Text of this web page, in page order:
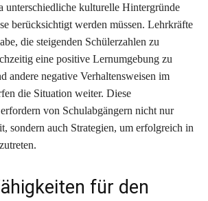
unterschiedliche kulturelle Hintergründe
berücksichtigt werden müssen. Lehrkräfte
die steigenden Schülerzahlen zu
eine positive Lernumgebung zu
andere negative Verhaltensweisen im
die Situation weiter. Diese
von Schulabgängern nicht nur
sondern auch Strategien, um erfolgreich in
für den